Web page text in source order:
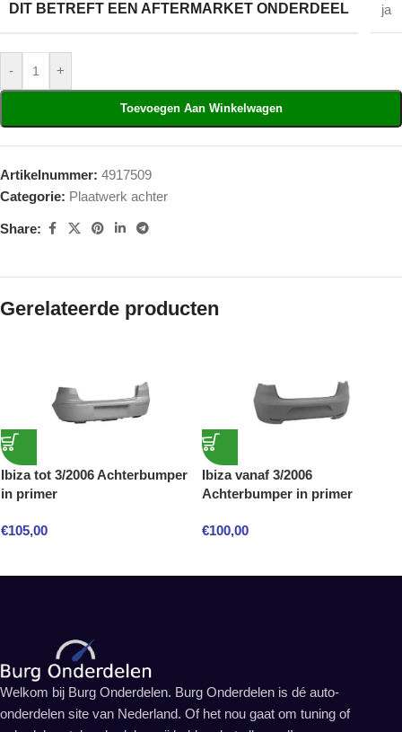
DIT BETREFT EEN AFTERMARKET ONDERDEEL ja
- +
Toevoegen Aan Winkelwagen
Artikelnummer: 4917509
Categorie: Plaatwerk achter
Share:
Gerelateerde producten
Ibiza tot 3/2006 Achterbumper
in primer
€105,00
Ibiza vanaf 3/2006
Achterbumper in primer
€100,00
Welkom bij Burg Onderdelen. Burg Onderdelen is dé auto-
onderdelen site van Nederland. Of het nou gaat om tuning of